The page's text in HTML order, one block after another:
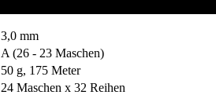
3,0 mm
A (26 - 23 Maschen)
50 g, 175 Meter
24 Maschen x 32 Reihen